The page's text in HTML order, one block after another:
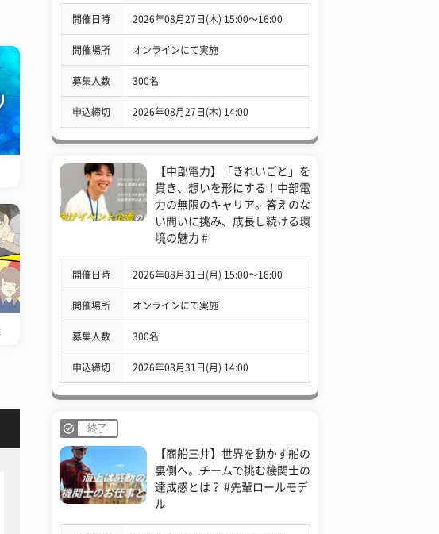
開催日時 2026年08月27日(木) 15:00〜16:00
開催場所 オンラインにて実施
募集人数 300名
申込締切 2026年08月27日(木) 14:00
【中部電力】「きれいごと」を
貫き、想いを形にする！中部電
力の無限のキャリア。答えのな
い問いに挑み、成長し続ける環
境の魅力 #
開催日時 2026年08月31日(月) 15:00〜16:00
開催場所 オンラインにて実施
募集人数 300名
申込締切 2026年08月31日(月) 14:00
終了
【商船三井】世界を動かす船の
裏側へ。チームで挑む機関士の
達成感とは？ #先輩ロールモデ
ル